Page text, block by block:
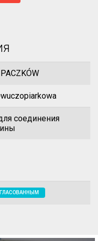
соединения